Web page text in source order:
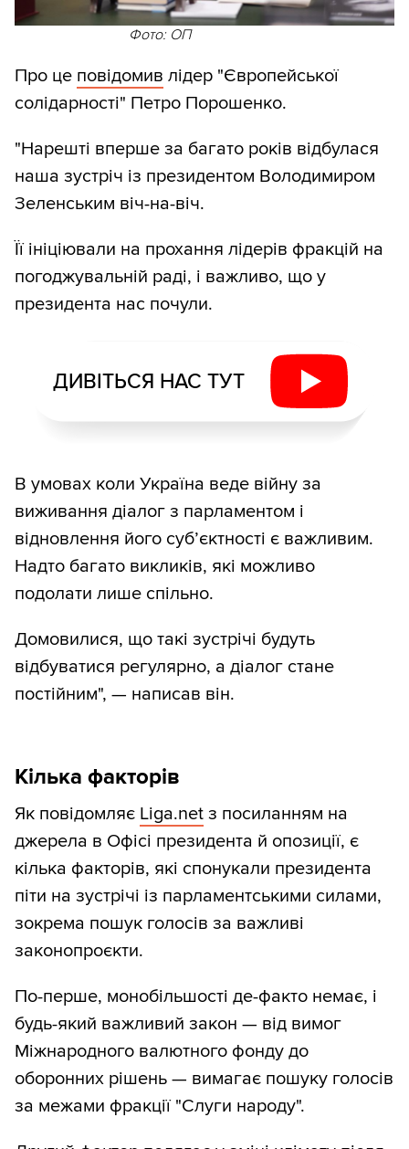
Фото: ОП
Про це повідомив лідер "Європейської
солідарності" Петро Порошенко.
"Нарешті вперше за багато років відбулася
наша зустріч із президентом Володимиром
Зеленським віч-на-віч.
Її ініціювали на прохання лідерів фракцій на
погоджувальній раді, і важливо, що у
президента нас почули.
ДИВІТЬСЯ НАС ТУТ
В умовах коли Україна веде війну за
виживання діалог з парламентом і
відновлення його суб’єктності є важливим.
Надто багато викликів, які можливо
подолати лише спільно.
Домовилися, що такі зустрічі будуть
відбуватися регулярно, а діалог стане
постійним", — написав він.
Кілька факторів
Як повідомляє Liga.net з посиланням на
джерела в Офісі президента й опозиції, є
кілька факторів, які спонукали президента
піти на зустрічі із парламентськими силами,
зокрема пошук голосів за важливі
законопроєкти.
По-перше, монобільшості де-факто немає, і
будь-який важливий закон — від вимог
Міжнародного валютного фонду до
оборонних рішень — вимагає пошуку голосів
за межами фракції "Слуги народу".